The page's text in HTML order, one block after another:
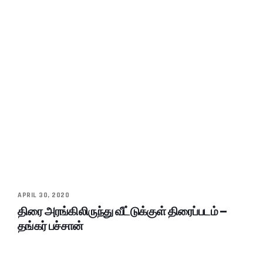
APRIL 30, 2020
திரை அரங்கிலிருந்து வீட்டுக்குள் திரைப்படம் –
தங்கர் பச்சான்